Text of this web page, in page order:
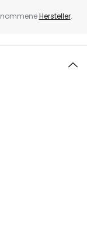
Hersteller.